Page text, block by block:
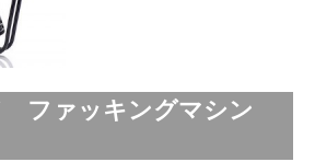
ファッキングマシン